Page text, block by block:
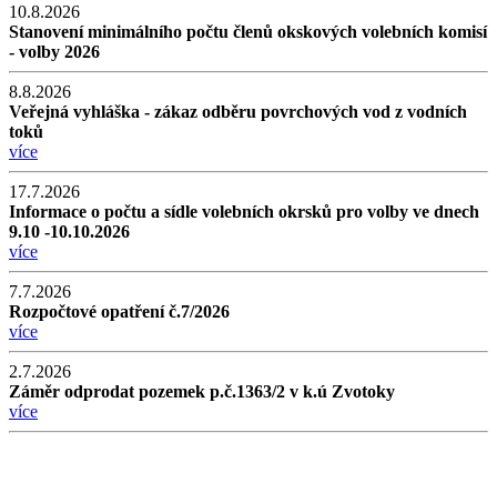
10.8.2026
Stanovení minimálního počtu členů okskových volebních komisí
- volby 2026
8.8.2026
Veřejná vyhláška - zákaz odběru povrchových vod z vodních
toků
více
17.7.2026
Informace o počtu a sídle volebních okrsků pro volby ve dnech
9.10 -10.10.2026
více
7.7.2026
Rozpočtové opatření č.7/2026
více
2.7.2026
Záměr odprodat pozemek p.č.1363/2 v k.ú Zvotoky
více